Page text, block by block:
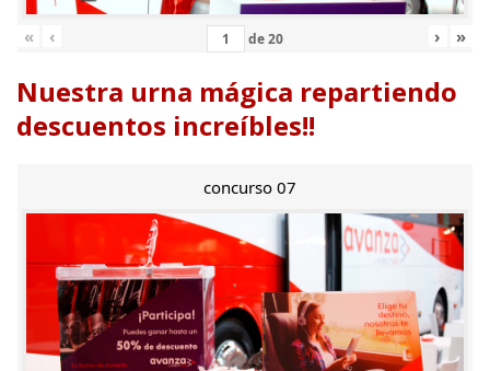
« ‹ de20 › »
Nuestra urna mágica repartiendo
descuentos increíbles!!
concurso 07